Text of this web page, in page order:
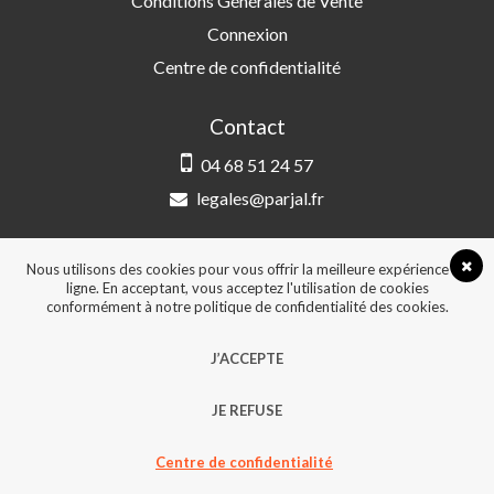
Connexion
Centre de confidentialité
Contact
04 68 51 24 57
legales@parjal.fr
3 Rue Saint-Amand, 66000 Perpignan
© 2026, Tous droits réservés - Design &
Nous utilisons des cookies pour vous offrir la meilleure expérience en
ligne. En acceptant, vous acceptez l'utilisation de cookies
conformément à notre politique de confidentialité des cookies.
J’ACCEPTE
JE REFUSE
Centre de confidentialité